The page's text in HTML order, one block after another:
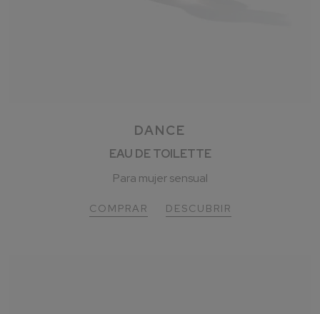
DANCE
EAU DE TOILETTE
Para mujer sensual
COMPRAR DESCUBRIR